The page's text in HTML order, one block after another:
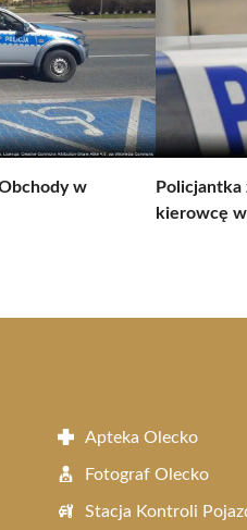
w
Policjantka
kierowcę
Apteka Olecko
Fotograf Olecko
Stacja Kontroli